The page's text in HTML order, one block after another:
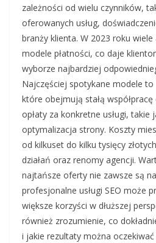
zależności od wielu czynników,
oferowanych usług,
branży klienta. W 2023 roku
modele płatności, co daje
wyborze najbardziej
Najczęściej spotykane modele to
które obejmują stałą
opłaty za konkretne usługi, takie
optymalizacja strony. Koszty
od kilkuset do kilku tysięcy
działań oraz renomy agencji.
najtańsze oferty nie zawsze są
profesjonalne usługi SEO może
większe korzyści w dłuższej
również zrozumienie, co
i jakie rezultaty można